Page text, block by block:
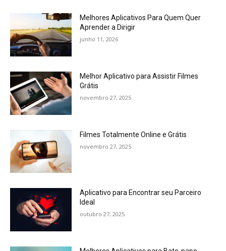
Melhores Aplicativos Para Quem Quer
Aprender a Dirigir
junho 11, 2026
Melhor Aplicativo para Assistir Filmes
Grátis
novembro 27, 2025
Filmes Totalmente Online e Grátis
novembro 27, 2025
Aplicativo para Encontrar seu Parceiro
Ideal
outubro 27, 2025